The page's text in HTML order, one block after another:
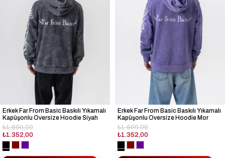
Erkek Far From Basic Baskılı Yıkamalı
Kapüşonlu Oversize Hoodie Siyah
₺1.352,00
₺1.690,00
Erkek Far From Basic Baskılı Yıkamalı
Kapüşonlu Oversize Hoodie Mor
₺1.352,00
₺1.690,00